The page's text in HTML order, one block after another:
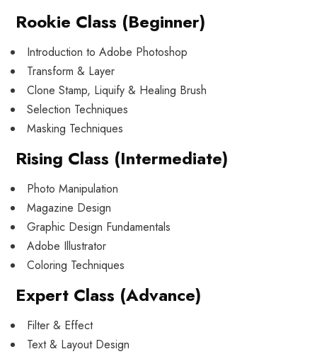
Rookie Class (Beginner)
Introduction to Adobe Photoshop
Transform & Layer
Clone Stamp, Liquify & Healing Brush
Selection Techniques
Masking Techniques
Rising Class (Intermediate)
Photo Manipulation
Magazine Design
Graphic Design Fundamentals
Adobe Illustrator
Coloring Techniques
Expert Class (Advance)
Filter & Effect
Text & Layout Design